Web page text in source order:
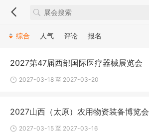
综合 人气 评论 报名
2027第47届西部国际医疗器械展览会
2027-03-18 至 2027-03-20
2027山西（太原）农用物资装备博览会
2027-03-15 至 2027-03-16